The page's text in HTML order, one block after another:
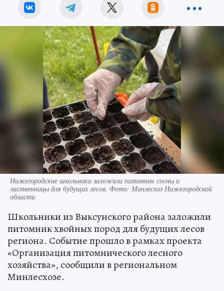
Нижегородские школьники заложили питомник сосны и
лиственницы для будущих лесов. Фото: Минлесхоз Нижегородской
области
Школьники из Выксунского района заложили
питомник хвойных пород для будущих лесов
региона. Событие прошло в рамках проекта
«Организация питомнического лесного
хозяйства», сообщили в региональном
Минлесхозе.